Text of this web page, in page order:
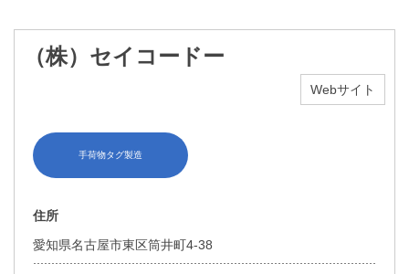
（株）セイコードー
Webサイト
手荷物タグ製造
住所
愛知県名古屋市東区筒井町4-38